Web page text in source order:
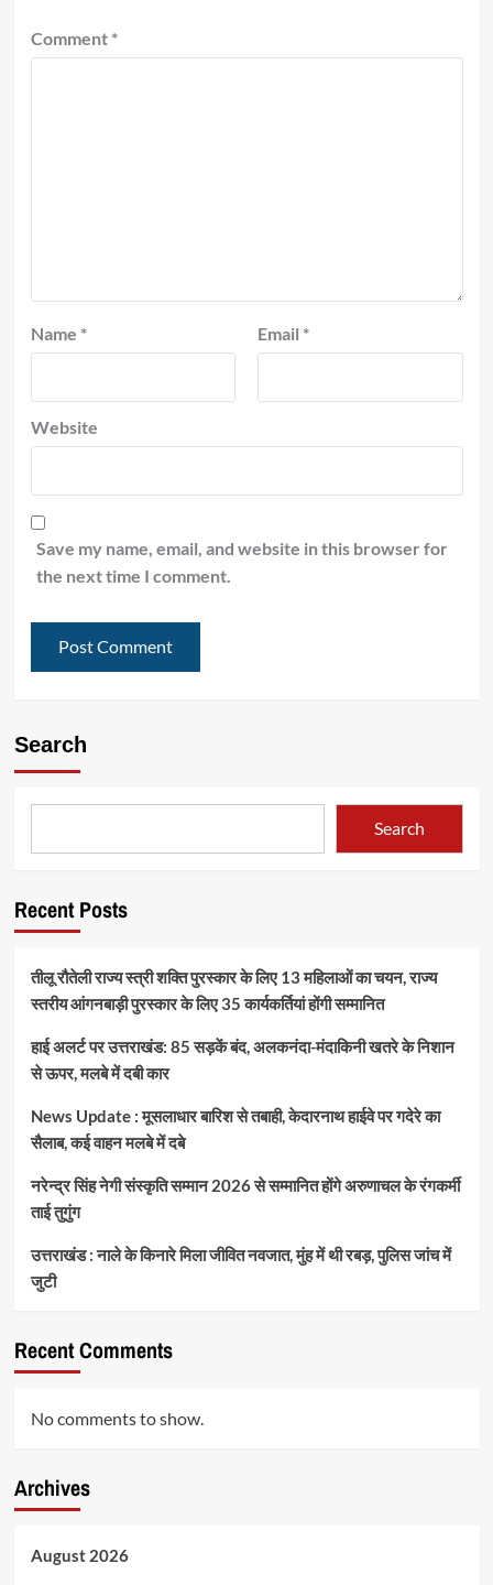
Comment *
Name * Email *
Website
Save my name, email, and website in this browser for
the next time I comment.
Search
Search
Recent Posts
तीलू रौतेली राज्य स्त्री शक्ति पुरस्कार के लिए 13 महिलाओं का चयन, राज्य
स्तरीय आंगनबाड़ी पुरस्कार के लिए 35 कार्यकर्तियां होंगी सम्मानित
हाई अलर्ट पर उत्तराखंड: 85 सड़कें बंद, अलकनंदा-मंदाकिनी खतरे के निशान
से ऊपर, मलबे में दबी कार
News Update : मूसलाधार बारिश से तबाही, केदारनाथ हाईवे पर गदेरे का
सैलाब, कई वाहन मलबे में दबे
नरेन्द्र सिंह नेगी संस्कृति सम्मान 2026 से सम्मानित होंगे अरुणाचल के रंगकर्मी
ताई तुगुंग
उत्तराखंड : नाले के किनारे मिला जीवित नवजात, मुंह में थी रबड़, पुलिस जांच में
जुटी
Recent Comments
No comments to show.
Archives
August 2026